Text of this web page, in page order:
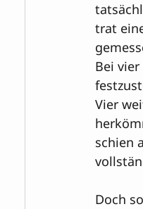
trat
Bei
Vier
schien
Doch